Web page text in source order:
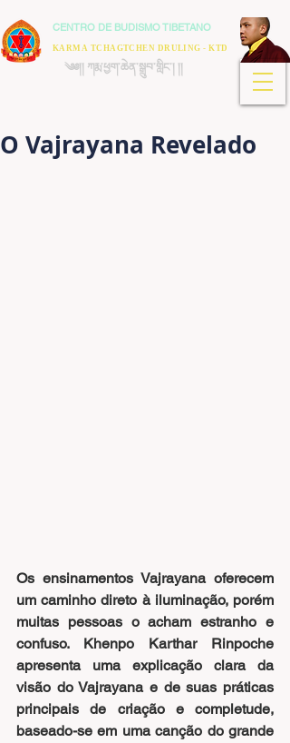
CENTRO DE BUDISMO TIBETANO
༄༅།། ཀརྨ་ཕྱག་ཆེན་སྒྲུབ་གླིང་། །།
KARMA TCHAGTCHEN DRULING - KTD
O Vajrayana Revelado
Os ensinamentos Vajrayana oferecem
um caminho direto à iluminação, porém
muitas pessoas o acham estranho e
confuso. Khenpo Karthar Rinpoche
apresenta uma explicação clara da
visão do Vajrayana e de suas práticas
principais de criação e completude,
baseado-se em uma canção do grande